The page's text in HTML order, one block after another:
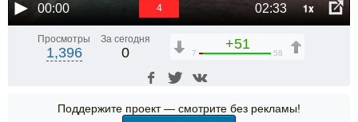
00:00 02:33 1x
4
Просмотры
1,396
За сегодня
0
+51
7 58
Поддержите проект — смотрите без рекламы!